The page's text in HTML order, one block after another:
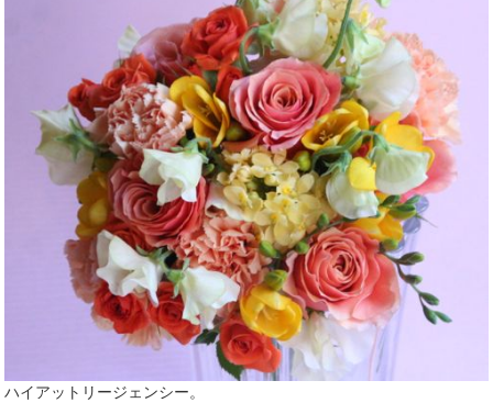
ハイアットリージェンシー。